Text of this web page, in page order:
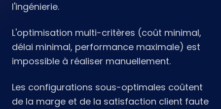
l'ingénierie.
L'optimisation multi-critères (coût minimal,
délai minimal, performance maximale) est
impossible à réaliser manuellement.
Les configurations sous-optimales coûtent
de la marge et de la satisfaction client faute